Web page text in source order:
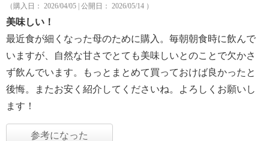
（購入日： 2026/04/05 | 公開日： 2026/05/14 ）
美味しい！
最近食が細くなった母のために購入。毎朝朝食時に飲んで
いますが、自然な甘さでとても美味しいとのことで欠かさ
ず飲んでいます。もっとまとめて買っておけば良かったと
後悔。またお安く紹介してくださいね。よろしくお願いし
ます！
参考になった